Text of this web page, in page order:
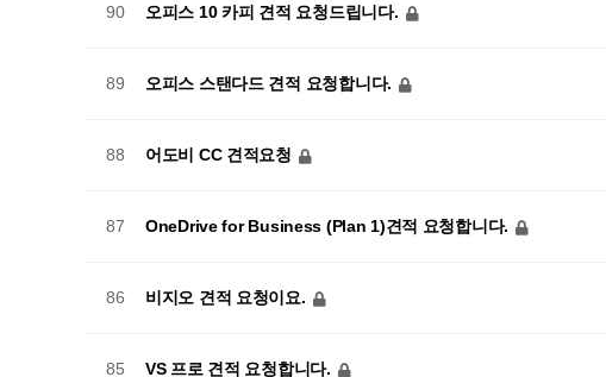
90 오피스 10 카피 견적 요청드립니다.
89 오피스 스탠다드 견적 요청합니다.
88 어도비 CC 견적요청
87 OneDrive for Business (Plan 1)견적 요청합니다.
86 비지오 견적 요청이요.
85 VS 프로 견적 요청합니다.